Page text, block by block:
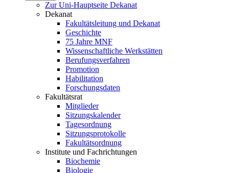
Zur Uni-Hauptseite Dekanat
Dekanat
Fakultätsleitung und Dekanat
Geschichte
75 Jahre MNF
Wissenschaftliche Werkstätten
Berufungsverfahren
Promotion
Habilitation
Forschungsdaten
Fakultätsrat
Mitglieder
Sitzungskalender
Tagesordnung
Sitzungsprotokolle
Fakultätsordnung
Institute und Fachrichtungen
Biochemie
Biologie